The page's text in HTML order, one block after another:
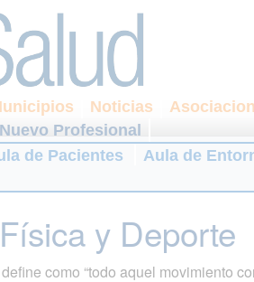
Noticias
Nuevo Profesional
de Pacientes Aula de
y Deporte
como “todo aquel movimiento